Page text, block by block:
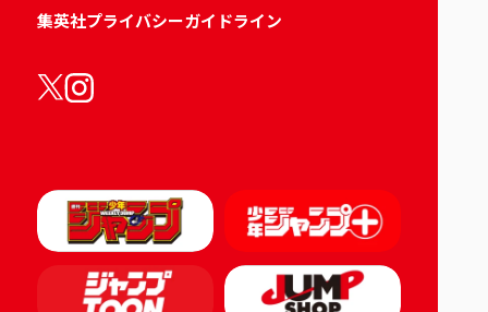
集英社プライバシーガイドライン